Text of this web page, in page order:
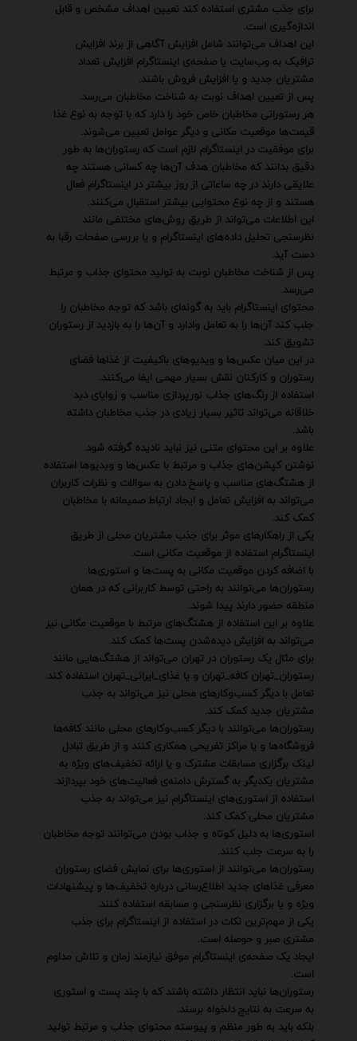
برای جذب مشتری استفاده کند تعیین اهداف مشخص و قابل
اندازه‌گیری است.
این اهداف می‌توانند شامل افزایش آگاهی از برند افزایش
ترافیک به وب‌سایت یا صفحه‌ی اینستاگرام افزایش تعداد
مشتریان جدید و یا افزایش فروش باشند.
پس از تعیین اهداف نوبت به شناخت مخاطبان می‌رسد.
هر رستورانی مخاطبان خاص خود را دارد که با توجه به نوع غذا
قیمت‌ها موقعیت مکانی و دیگر عوامل تعیین می‌شوند.
برای موفقیت در اینستاگرام لازم است که رستوران‌ها به طور
دقیق بدانند که مخاطبان هدف آن‌ها چه کسانی هستند چه
علایقی دارند در چه ساعاتی از روز بیشتر در اینستاگرام فعال
هستند و از چه نوع محتوایی بیشتر استقبال می‌کنند.
این اطلاعات می‌تواند از طریق روش‌های مختلفی مانند
نظرسنجی تحلیل داده‌های اینستاگرام و یا بررسی صفحات رقبا به
دست آید.
پس از شناخت مخاطبان نوبت به تولید محتوای جذاب و مرتبط
می‌رسد.
محتوای اینستاگرام باید به گونه‌ای باشد که توجه مخاطبان را
جلب کند آن‌ها را به تعامل وادارد و آن‌ها را به بازدید از رستوران
تشویق کند.
در این میان عکس‌ها و ویدیوهای باکیفیت از غذاها فضای
رستوران و کارکنان نقش بسیار مهمی ایفا می‌کنند.
استفاده از رنگ‌های جذاب نورپردازی مناسب و زوایای دید
خلاقانه می‌تواند تاثیر بسیار زیادی در جذب مخاطبان داشته
باشد.
علاوه بر این محتوای متنی نیز نباید نادیده گرفته شود.
نوشتن کپشن‌های جذاب و مرتبط با عکس‌ها و ویدیوها استفاده
از هشتگ‌های مناسب و پاسخ دادن به سوالات و نظرات کاربران
می‌تواند به افزایش تعامل و ایجاد ارتباط صمیمانه با مخاطبان
کمک کند.
یکی از راهکارهای موثر برای جذب مشتریان محلی از طریق
اینستاگرام استفاده از موقعیت مکانی است.
با اضافه کردن موقعیت مکانی به پست‌ها و استوری‌ها
رستوران‌ها می‌توانند به راحتی توسط کاربرانی که در همان
منطقه حضور دارند پیدا شوند.
علاوه بر این استفاده از هشتگ‌های مرتبط با موقعیت مکانی نیز
می‌تواند به افزایش دیده‌شدن پست‌ها کمک کند.
برای مثال یک رستوران در تهران می‌تواند از هشتگ‌هایی مانند
رستوران_تهران کافه_تهران و یا غذای_ایرانی_تهران استفاده کند.
تعامل با دیگر کسب‌وکارهای محلی نیز می‌تواند به جذب
مشتریان جدید کمک کند.
رستوران‌ها می‌توانند با دیگر کسب‌وکارهای محلی مانند کافه‌ها
فروشگاه‌ها و یا مراکز تفریحی همکاری کنند و از طریق تبادل
لینک برگزاری مسابقات مشترک و یا ارائه تخفیف‌های ویژه به
مشتریان یکدیگر به گسترش دامنه‌ی فعالیت‌های خود بپردازند.
استفاده از استوری‌های اینستاگرام نیز می‌تواند به جذب
مشتریان محلی کمک کند.
استوری‌ها به دلیل کوتاه و جذاب بودن می‌توانند توجه مخاطبان
را به سرعت جلب کنند.
رستوران‌ها می‌توانند از استوری‌ها برای نمایش فضای رستوران
معرفی غذاهای جدید اطلاع‌رسانی درباره تخفیف‌ها و پیشنهادات
ویژه و یا برگزاری نظرسنجی و مسابقه استفاده کنند.
یکی از مهم‌ترین نکات در استفاده از اینستاگرام برای جذب
مشتری صبر و حوصله است.
ایجاد یک صفحه‌ی اینستاگرام موفق نیازمند زمان و تلاش مداوم
است.
رستوران‌ها نباید انتظار داشته باشند که با چند پست و استوری
به سرعت به نتایج دلخواه برسند.
بلکه باید به طور منظم و پیوسته محتوای جذاب و مرتبط تولید